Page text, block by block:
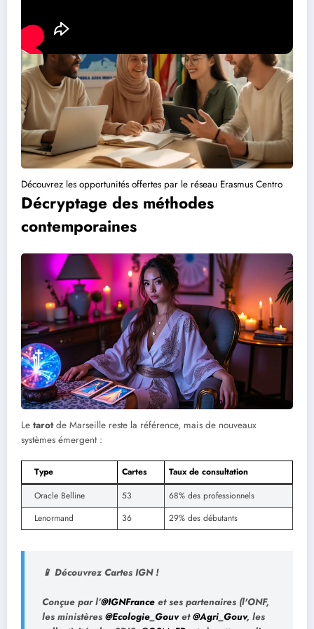
Découvrez les opportunités offertes par le réseau Erasmus Centro
Décryptage des méthodes
contemporaines
Le tarotde Marseille reste la référence, mais de nouveaux
systèmes émergent :
Type Cartes
Taux de consultation
Oracle Belline
53
68% des professionnels
Lenormand
36 29% des débutants
📱 Découvrez Cartes IGN !
Conçue par l’@IGNFrance et ses partenaires (l'ONF,
les ministères @Ecologie_Gouvet@Agri_Gouv, les